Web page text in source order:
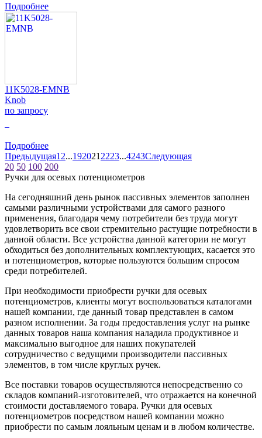
Подробнее
11K5028-EMNB
Knob
по запросу
Подробнее
Предыдущая1 2...192021 2223...4243Следующая
20 50 100 200
Ручки для осевых потенциометров
На сегодняшний день рынок пассивных элементов заполнен
самыми различными устройствами для самого разного
применения, благодаря чему потребители без труда могут
удовлетворить все свои стремительно растущие потребности в
данной области. Все устройства данной категории не могут
обходиться без дополнительных комплектующих, касается это
и потенциометров, которые пользуются большим спросом
среди потребителей.
При необходимости приобрести ручки для осевых
потенциометров, клиенты могут воспользоваться каталогами
нашей компании, где данный товар представлен в самом
разном исполнении. За годы предоставления услуг на рынке
данных товаров наша компания наладила продуктивное и
максимально выгодное для наших покупателей
сотрудничество с ведущими производители пассивных
элементов, в том числе круглых ручек.
Все поставки товаров осуществляются непосредственно со
складов компаний-изготовителей, что отражается на конечной
стоимости доставляемого товара. Ручки для осевых
потенциометров посредством нашей компании можно
приобрести по самым лояльным ценам и в любом количестве.